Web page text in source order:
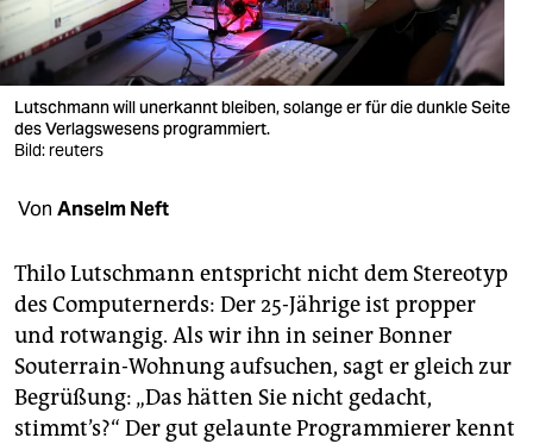
wahrheit
verlag
verlag
shop
fragen & hilfe
unterstützen
abo
genossenschaft
Lutschmann will unerkannt bleiben, solange er für die dunkle Seite
des Verlagswesens programmiert.
Bild: reuters
Von Anselm Neft
Thilo Lutschmann entspricht nicht dem Stereotyp
des Computernerds: Der 25-Jährige ist propper
und rotwangig. Als wir ihn in seiner Bonner
Souterrain-Wohnung aufsuchen, sagt er gleich zur
Begrüßung: „Das hätten Sie nicht gedacht,
stimmt’s?“ Der gut gelaunte Programmierer kennt